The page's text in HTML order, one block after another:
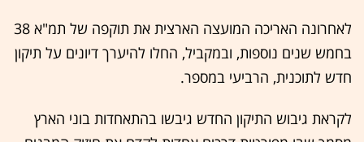
לאחרונה האריכה המועצה הארצית את תוקפה של תמ"א 38
בחמש שנים נוספות, ובמקביל, החלו להיערך דיונים על תיקון
חדש לתוכנית, הרביעי במספר.
לקראת גיבוש התיקון החדש גיבשו בהתאחדות בוני הארץ